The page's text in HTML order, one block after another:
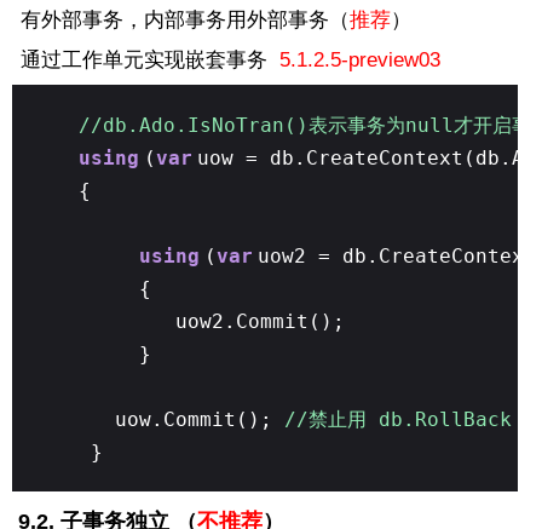
有外部事务，内部事务用外部事务（推荐）
通过工作单元实现嵌套事务
5.1.2.5-preview03
//db.Ado.IsNoTran()表示事务为null才开启事
using (var uow =
{
using (var uow2 =
{
uow2.Commit();
}
uow.Commit(); //禁止用 db.RollBack 工
}
9.2. 子事务独立 （不推荐）